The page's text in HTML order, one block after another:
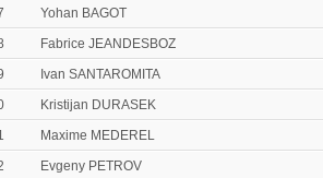
Yohan BAGOT
Fabrice JEANDESBOZ
Ivan SANTAROMITA
Kristijan DURASEK
Maxime MEDEREL
Evgeny PETROV